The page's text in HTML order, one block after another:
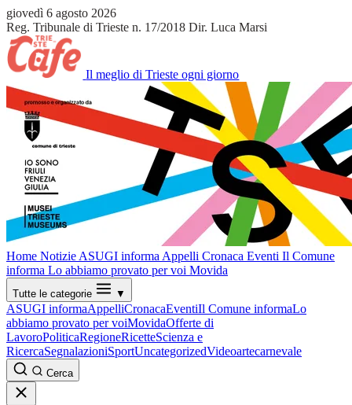
giovedì 6 agosto 2026
Reg. Tribunale di Trieste n. 17/2018 Dir. Luca Marsi
Il meglio di Trieste ogni giorno
Home Notizie ASUGI informa Appelli Cronaca Eventi Il Comune
informa Lo abbiamo provato per voi Movida
Tutte le categorie ▼
ASUGI informaAppelliCronacaEventiIl Comune informaLo
abbiamo provato per voiMovidaOfferte di
LavoroPoliticaRegioneRicetteScienza e
RicercaSegnalazioniSportUncategorizedVideoartecarnevale
Cerca